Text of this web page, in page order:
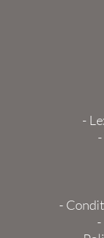
-
-
-
-